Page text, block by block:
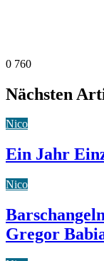
0 760
Nächsten
Nico
Ein Jahr
Nico
Gregor